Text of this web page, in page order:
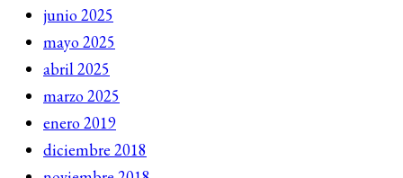
junio 2025
mayo 2025
abril 2025
marzo 2025
enero 2019
diciembre 2018